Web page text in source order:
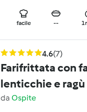
facile --
4.6(7)
Farifrittata con
lenticchie e ragù
verdure
da Ospite